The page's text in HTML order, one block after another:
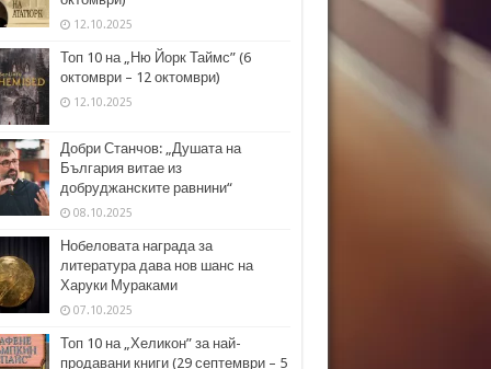
12.10.2025
Топ 10 на „Ню Йорк Таймс” (6
октомври – 12 октомври)
12.10.2025
Добри Станчов: „Душата на
България витае из
добруджанските равнини“
08.10.2025
Нобеловата награда за
литература дава нов шанс на
Харуки Мураками
07.10.2025
Топ 10 на „Хеликон” за най-
продавани книги (29 септември – 5